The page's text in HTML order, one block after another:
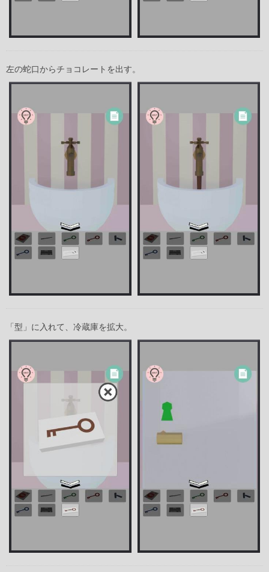
左の蛇口からチョコレートを出す。
「型」に入れて、冷蔵庫を拡大。